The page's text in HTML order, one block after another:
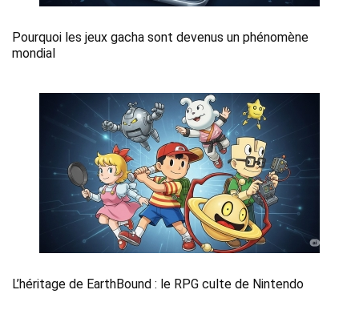
Pourquoi les jeux gacha sont devenus un phénomène
mondial
L’héritage de EarthBound : le RPG culte de Nintendo